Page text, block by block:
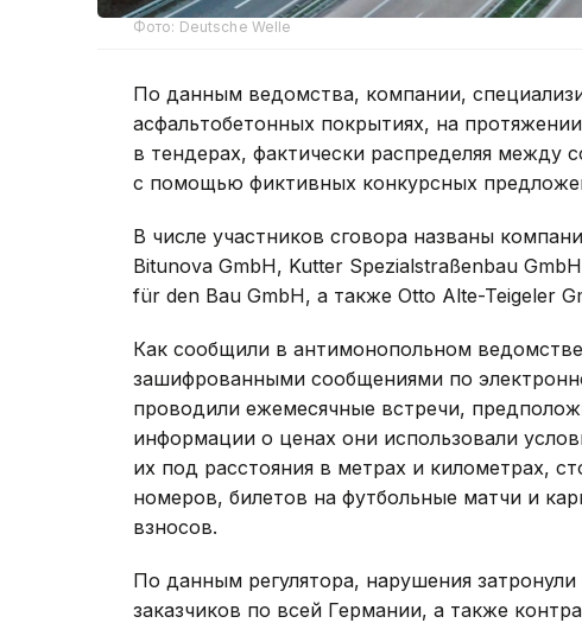
Фото: Deutsche Welle
По данным ведомства, компании,
асфальтобетонных покрытиях, на
в тендерах, фактически распределяя между
с помощью фиктивных конкурсных
В числе участников сговора названы
Bitunova GmbH, Kutter Spezialstraßenbau
für den Bau GmbH, а также Otto Alte-Teigeler
Как сообщили в антимонопольном
зашифрованными сообщениями по
проводили ежемесячные встречи,
информации о ценах они использовали
их под расстояния в метрах и километрах,
номеров, билетов на футбольные матчи и
взносов.
По данным регулятора, нарушения
заказчиков по всей Германии, а также